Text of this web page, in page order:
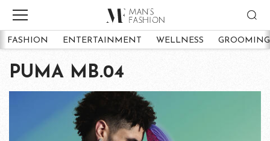
FASHION ENTERTAINMENT WELLNESS GROOMING
PUMA MB.04